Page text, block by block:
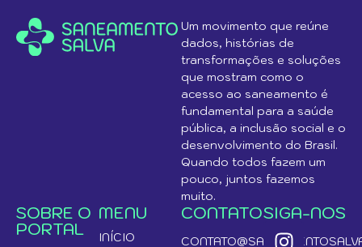
Um movimento que reúne
dados, histórias de
transformações e soluções
que mostram como o
acesso ao saneamento é
fundamental para a saúde
pública, a inclusão social e o
desenvolvimento do Brasil.
Quando todos fazem um
pouco, juntos fazemos
muito.
SOBRE O
PORTAL
MENU
INÍCIO
CONTATOSIGA-NOS